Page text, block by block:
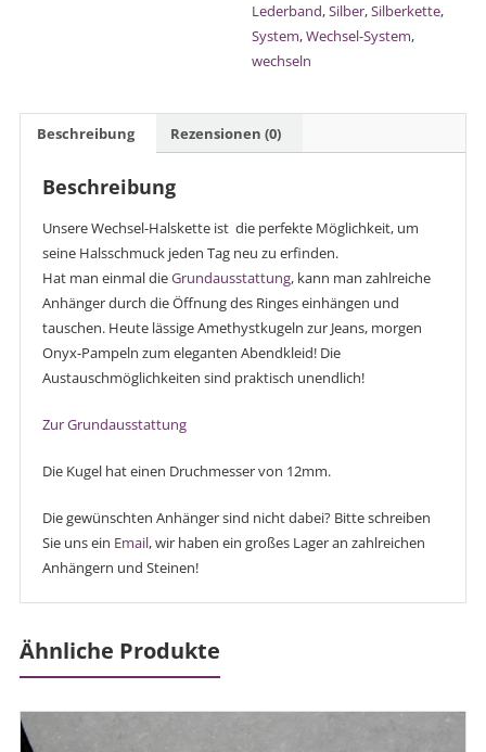
Lederband,Silber,Silberkette,
System,Wechsel-System,
wechseln
Beschreibung Rezensionen (0)
Beschreibung
Unsere Wechsel-Halskette ist die perfekte Möglichkeit, um
seine Halsschmuck jeden Tag neu zu erfinden.
Hat man einmal dieGrundausstattung, kann man zahlreiche
Anhänger durch die Öffnung des Ringes einhängen und
tauschen. Heute lässige Amethystkugeln zur Jeans, morgen
Onyx-Pampeln zum eleganten Abendkleid! Die
Austauschmöglichkeiten sind praktisch unendlich!
Zur Grundausstattung
Die Kugel hat einen Druchmesser von 12mm.
Die gewünschten Anhänger sind nicht dabei? Bitte schreiben
Sie uns ein Email, wir haben ein großes Lager an zahlreichen
Anhängern und Steinen!
Ähnliche Produkte